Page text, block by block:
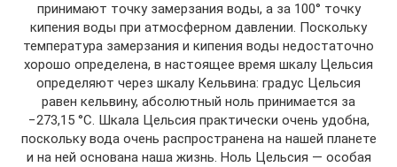
принимают точку замерзания воды, а за 100° точку
кипения воды при атмосферном давлении. Поскольку
температура замерзания и кипения воды недостаточно
хорошо определена, в настоящее время шкалу Цельсия
определяют через шкалу Кельвина: градус Цельсия
равен кельвину, абсолютный ноль принимается за
−273,15 °C. Шкала Цельсия практически очень удобна,
поскольку вода очень распространена на нашей планете
и на ней основана наша жизнь. Ноль Цельсия — особая